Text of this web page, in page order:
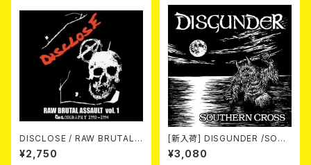
DISCLOSE / RAW BRUTAL
ASSAULT Vol.1 : DISCOGRA
PHY 1992-1994 (2CD)
¥2,750
[新入荷] DISGUNDER /SOUT
HERN CROSS (CD)
¥3,080